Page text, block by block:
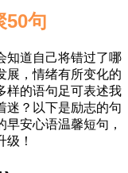
50句
知道自己将错过了哪
展，情绪有所变化的
样的语句足可表述我
迷？以下是励志的句
安心语温馨短句，
！